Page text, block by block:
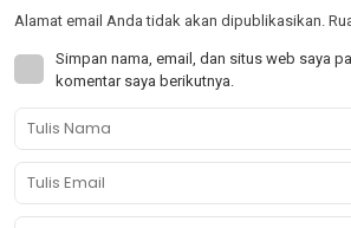
Alamat email Anda tidak akan dipublikasikan.
Simpan nama, email, dan situs web saya
komentar saya berikutnya.